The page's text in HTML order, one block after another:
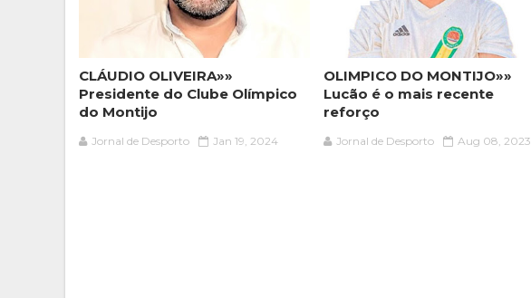
CLÁUDIO OLIVEIRA»»
Presidente do Clube Olímpico
do Montijo
Jornal de Desporto Jan 19, 2024
OLIMPICO DO MONTIJO»»
Lucão é o mais recente
reforço
Jornal de Desporto Aug 08, 2023